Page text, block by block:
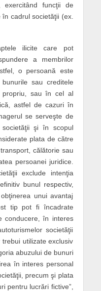
exercitând funcţii de
cadrul societăţii (ex.
ilicite care pot
a membrilor
o persoană este
sau creditele
propriu, sau în cel al
astfel de cazuri în
se serveşte de
şi în scopul
plata de către
călătorie sau
persoanei juridice.
exclude intenţia
bunul respectiv,
unui avantaj
tip pot fi încadrate
conducere, în interes
societăţii
utilizate exclusiv
abuzului de bunuri
în interes personal
precum şi plata
pentru lucrări fictive”,